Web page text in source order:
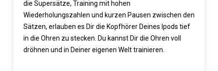
die Supersätze, Training mit hohen
Wiederholungszahlen und kurzen Pausen zwischen den
Sätzen, erlauben es Dir die Kopfhörer Deines Ipods tief
in die Ohren zu stecken. Du kannst Dir die Ohren voll
dröhnen und in Deiner eigenen Welt trainieren.